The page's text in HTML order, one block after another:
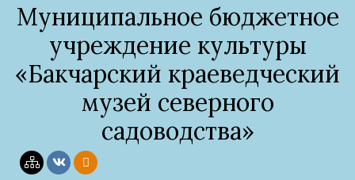
Муниципальное бюджетное
учреждение культуры
«Бакчарский краеведческий
музей северного
садоводства»